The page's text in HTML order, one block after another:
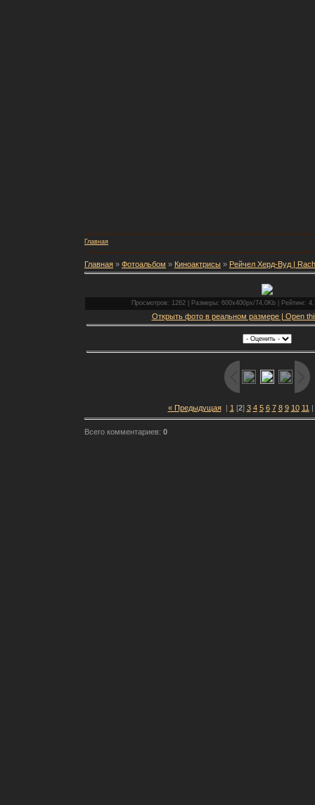
Главная
Главная » Фотоальбом » Киноактрисы » Рейчел Херд-Вуд |
Просмотров: 1262 | Размеры: 600x400px/74.0Kb | Рейтинг:
Открыть фото в реальном размере | Open
« Предыдущая| 1 [2] 3 4 5 6 7 8 9 10 11
Всего комментариев: 0